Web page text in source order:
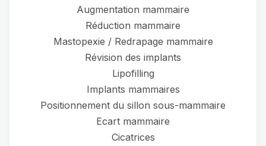
Augmentation mammaire
Réduction mammaire
Mastopexie / Redrapage mammaire
Révision des implants
Lipofilling
Implants mammaires
Positionnement du sillon sous-mammaire
Ecart mammaire
Cicatrices